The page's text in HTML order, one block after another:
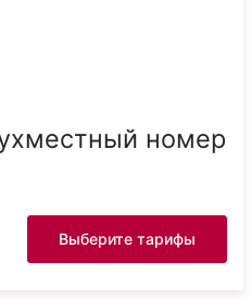
номер
Выберите тарифы